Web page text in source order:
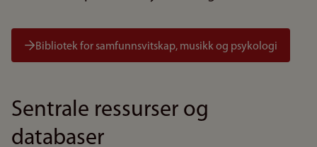
Bibliotek for samfunnsvitskap, musikk og psykologi
Sentrale ressurser og
databaser